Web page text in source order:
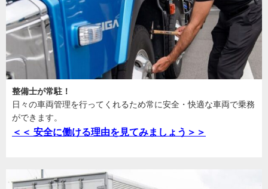
整備士が常駐！
日々の車両管理を行ってくれるため常に安全・快適な車両で乗務
ができます。
＜＜ 安全に働ける理由を見てみましょう＞＞